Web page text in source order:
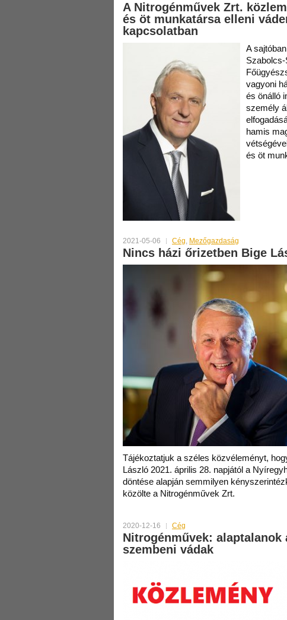
A Nitrogénművek Zrt.
és öt munkatársa elleni
kapcsolatban
A
vagyoni
és önálló
személy
hamis
és öt
2021-05-06 Cég, Mezőgazdaság
Nincs házi őrizetben Bige
Tájékoztatjuk a széles közvéleményt,
László 2021. április 28. napjától a
döntése alapján semmilyen
közölte a Nitrogénművek Zrt.
2020-12-16 Cég
Nitrogénművek: alaptalanok
szembeni vádak